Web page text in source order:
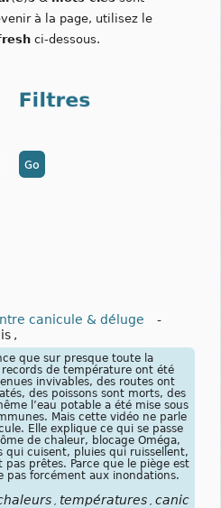
à la page, utilisez le
ci-dessous.
canicule & déluge
-
,
que sur presque toute la
de température ont été
invivables, des routes ont
des poissons sont morts, des
l’eau potable a été mise sous
Mais cette vidéo ne parle
Elle explique ce qui se passe
de chaleur, blocage Oméga,
qui cuisent, pluies qui ruissellent,
prêtes. Parce que le piège est
pas forcément aux inondations.
températures canicules